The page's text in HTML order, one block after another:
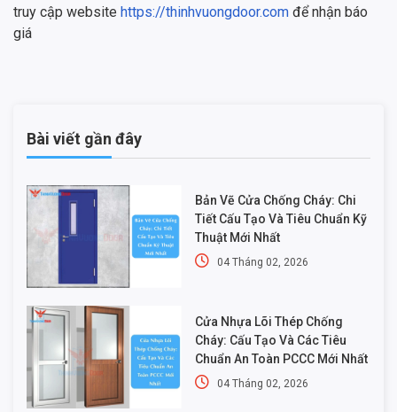
truy cập website https://thinhvuongdoor.com để nhận báo
giá
Bài viết gần đây
Bản Vẽ Cửa Chống Cháy: Chi
Tiết Cấu Tạo Và Tiêu Chuẩn Kỹ
Thuật Mới Nhất
04 Tháng 02, 2026
Cửa Nhựa Lõi Thép Chống
Cháy: Cấu Tạo Và Các Tiêu
Chuẩn An Toàn PCCC Mới Nhất
04 Tháng 02, 2026